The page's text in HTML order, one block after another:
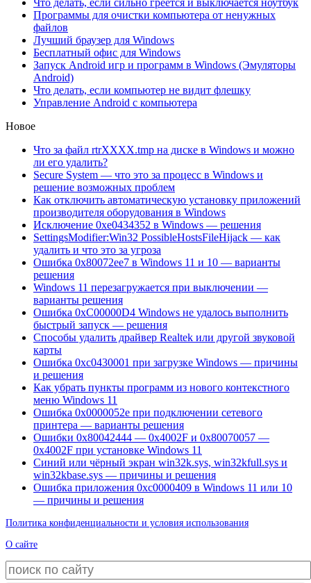
Что делать, если сильно греется и выключается ноутбук
Программы для очистки компьютера от ненужных
файлов
Лучший браузер для Windows
Бесплатный офис для Windows
Запуск Android игр и программ в Windows (Эмуляторы
Android)
Что делать, если компьютер не видит флешку
Управление Android с компьютера
Новое
Что за файл rtrXXXX.tmp на диске в Windows и можно
ли его удалить?
Secure System — что это за процесс в Windows и
решение возможных проблем
Как отключить автоматическую установку приложений
производителя оборудования в Windows
Исключение 0xe0434352 в Windows — решения
SettingsModifier:Win32 PossibleHostsFileHijack — как
удалить и что это за угроза
Ошибка 0x80072ee7 в Windows 11 и 10 — варианты
решения
Windows 11 перезагружается при выключении —
варианты решения
Ошибка 0xC00000D4 Windows не удалось выполнить
быстрый запуск — решения
Способы удалить драйвер Realtek или другой звуковой
карты
Ошибка 0xc0430001 при загрузке Windows — причины
и решения
Как убрать пункты программ из нового контекстного
меню Windows 11
Ошибка 0x0000052e при подключении сетевого
принтера — варианты решения
Ошибки 0x80042444 — 0x4002F и 0x80070057 —
0x4002F при установке Windows 11
Синий или чёрный экран win32k.sys, win32kfull.sys и
win32kbase.sys — причины и решения
Ошибка приложения 0xc0000409 в Windows 11 или 10
— причины и решения
Политика конфиденциальности и условия использования
О сайте